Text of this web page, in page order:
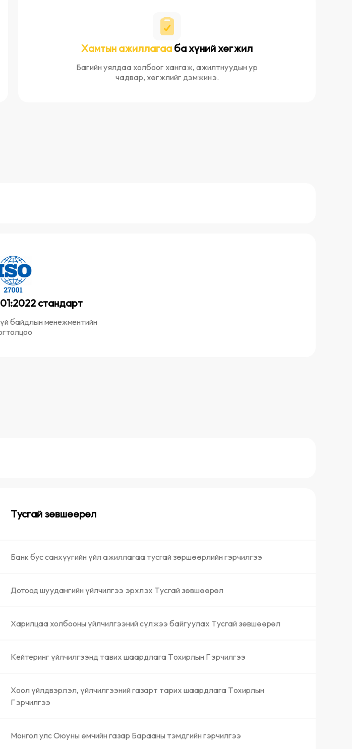
Хамтын ажиллагаа ба хүний хөгжил
Багийн уялдаа холбоог хангаж, ажилтнуудын ур
чадвар, хөгжлийг дэмжинэ.
стандарт
байдлын менежментийн
Тусгай зөвшөөрөл
Банк бус санхүүгийн үйл ажиллагаа тусгай зөршөөрлийн гэрчилгээ
Дотоод шуудангийн үйлчилгээ эрхлэх Тусгай зөвшөөрөл
Харилцаа холбооны үйлчилгээний сүлжээ байгуулах Тусгай зөвшөөрөл
Кейтеринг үйлчилгээнд тавих шаардлага Тохирлын Гэрчилгээ
Хоол үйлдвэрлэл, үйлчилгээний газарт тарих шаардлага Тохирлын
Гэрчилгээ
Монгол улс Оюуны өмчийн газар Барааны тэмдгийн гэрчилгээ